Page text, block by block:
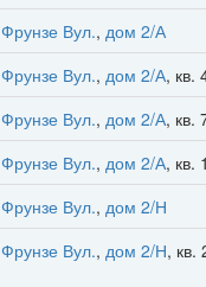
Фрунзе Вул., дом 2/А
Фрунзе Вул., дом 2/А, кв.
Фрунзе Вул., дом 2/А, кв.
Фрунзе Вул., дом 2/А, кв.
Фрунзе Вул., дом 2/Н
Фрунзе Вул., дом 2/Н, кв.